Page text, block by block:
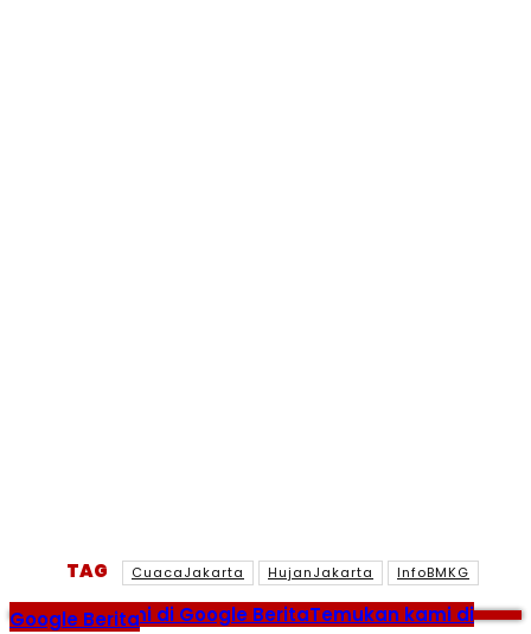
TAG CuacaJakarta HujanJakarta InfoBMKG
Temukan kami di Google BeritaTemukan kami di
Google Berita